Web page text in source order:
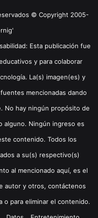
© Copyright 2005-
Esta publicación fue
y para colaborar
La(s) imagen(es) y
mencionadas dando
No hay ningún propósito de
alguno. Ningún ingreso es
contenido. Todos los
a su(s) respectivo(s)
al mencionado aquí, es el
autor y otros, contáctenos
o para eliminar el contenido.